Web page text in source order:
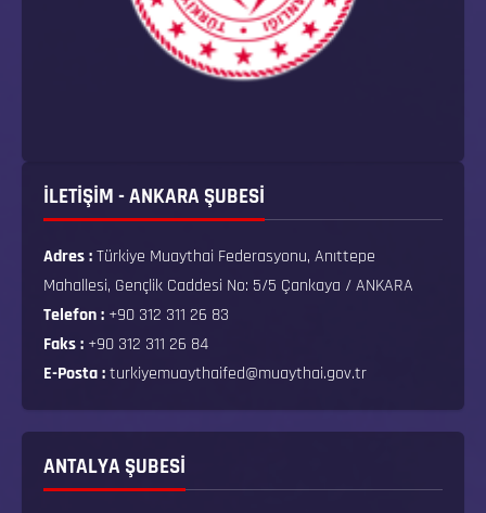
İLETİŞİM - ANKARA ŞUBESİ
Adres :Türkiye Muaythai Federasyonu, Anıttepe
Mahallesi, Gençlik Caddesi No: 5/5 Çankaya / ANKARA
Telefon : +90 312 311 26 83
Faks : +90 312 311 26 84
E-Posta :turkiyemuaythaifed@muaythai.gov.tr
ANTALYA ŞUBESİ